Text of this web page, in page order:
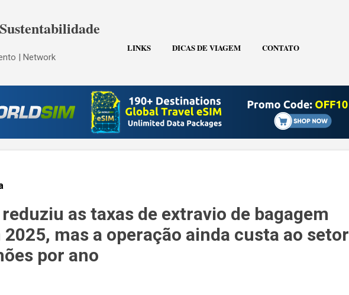
| Network
LINKS DICAS DE VIAGEM CONTATO
as taxas de extravio de bagagem
2025, mas a operação ainda custa ao setor
por ano